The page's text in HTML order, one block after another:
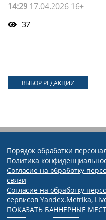
14:29 17.04.2026 16+
37
ВЫБОР РЕДАКЦИИ
Порядок обработки
Политика
Согласие на обработку
связи
Согласие на обработку
сервисов Yandex.Metrika,
ПОКАЗАТЬ БАННЕРНЫЕ